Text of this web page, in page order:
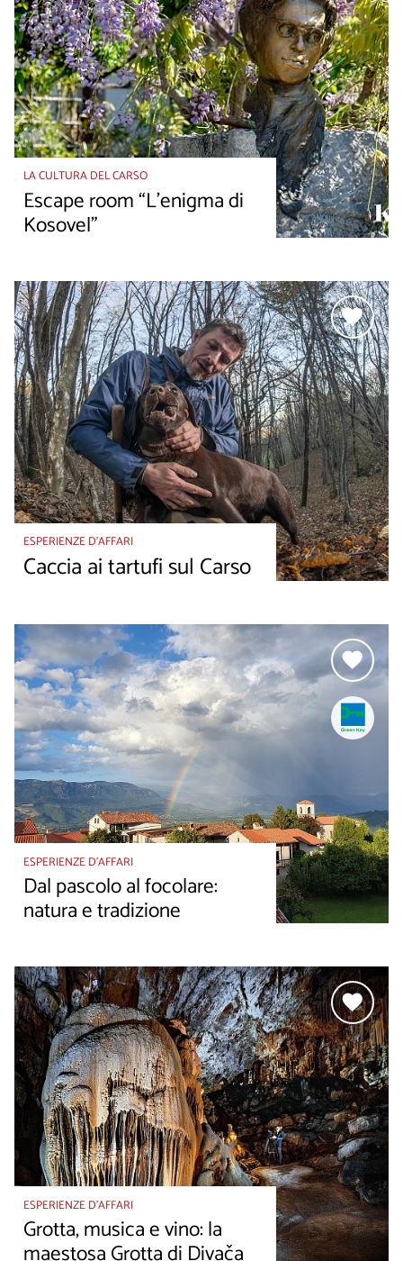
LA CULTURA DEL CARSO
Escape room “L’enigma di
Kosovel”
ESPERIENZE D’AFFARI
Caccia ai tartufi sul Carso
ESPERIENZE D’AFFARI
Dal pascolo al focolare:
natura e tradizione
ESPERIENZE D’AFFARI
Grotta, musica e vino: la
maestosa Grotta di Divača